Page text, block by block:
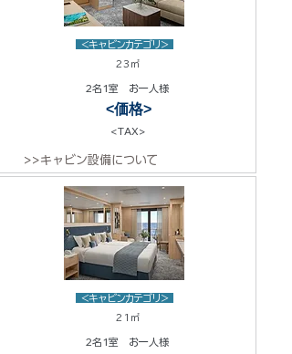
<キャビンカテゴリ>
23㎡
2名1室 お一人様
<価格>
<TAX>
>>キャビン設備について
<キャビンカテゴリ>
21㎡
2名1室 お一人様